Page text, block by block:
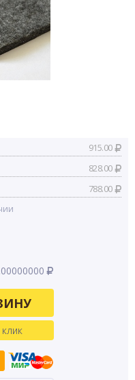
915.00
828.00
788.00
КЛИК